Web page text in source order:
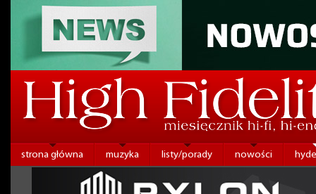
strona główna muzyka listy/porady nowości